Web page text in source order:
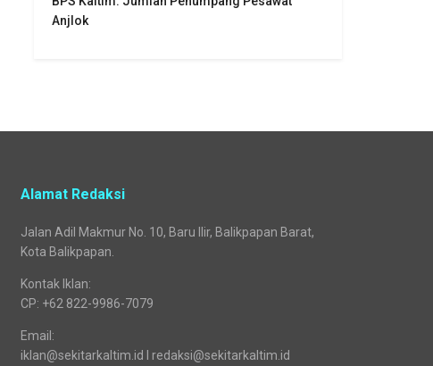
Anjlok
Alamat Redaksi
Jalan Adil Makmur No. 10, Baru Ilir, Balikpapan Barat,
Kota Balikpapan.
Kontak Iklan:
CP: +62 822-9986-7079
Email:
iklan@sekitarkaltim.id I redaksi@sekitarkaltim.id